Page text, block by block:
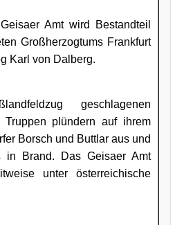
Amt wird Bestandteil
Großherzogtums Frankfurt
Karl von Dalberg.
geschlagenen
Truppen plündern auf ihrem
Borsch und Buttlar aus und
in Brand. Das Geisaer Amt
unter österreichische